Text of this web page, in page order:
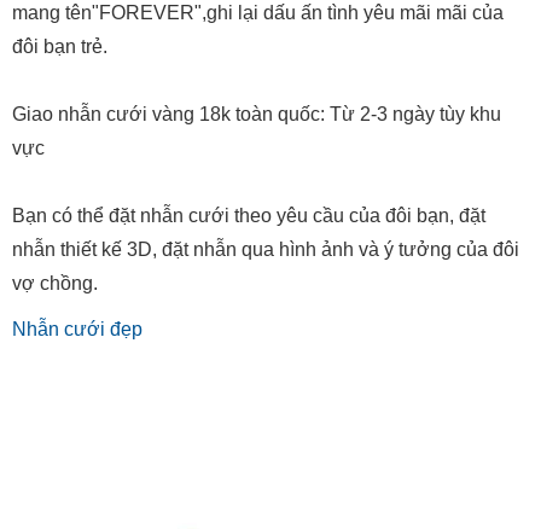
mang tên"FOREVER",ghi lại dấu ấn tình yêu mãi mãi của
đôi bạn trẻ.
Giao nhẫn cưới vàng 18k toàn quốc: Từ 2-3 ngày tùy khu
vực
Bạn có thể đặt nhẫn cưới theo yêu cầu của đôi bạn, đặt
nhẫn thiết kế 3D, đặt nhẫn qua hình ảnh và ý tưởng của đôi
vợ chồng.
Nhẫn cưới đẹp